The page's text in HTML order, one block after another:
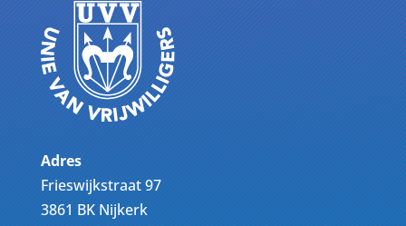
Adres
Frieswijkstraat 97
3861 BK Nijkerk